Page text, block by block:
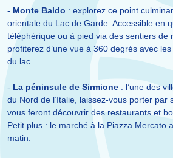
- Monte Baldo : explorez ce point
orientale du Lac de Garde. Accessible en
téléphérique ou à pied via des sentiers de
profiterez d’une vue à 360 degrés avec
du lac.
- La péninsule de Sirmione : l’une des
du Nord de l’Italie, laissez-vous porter par
vous feront découvrir des restaurants et
Petit plus : le marché à la Piazza Mercato
matin.